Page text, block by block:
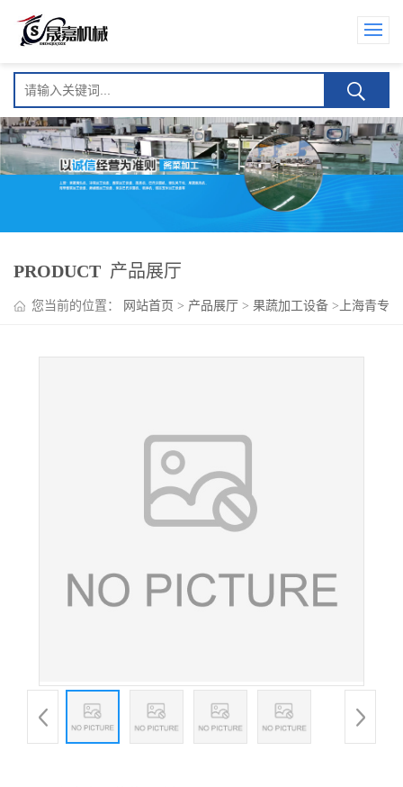
PRODUCT 产品展厅
您当前的位置： 网站首页 > 产品展厅 > 果蔬加工设备 > 上海青专